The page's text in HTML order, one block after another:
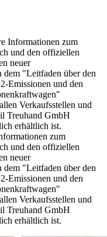
Informationen zum
und den offiziellen
neuer
dem "Leitfaden über den
Emissionen und den
Verkaufsstellen und
Treuhand GmbH
erhältlich ist.
zum
und den offiziellen
neuer
dem "Leitfaden über den
Emissionen und den
Verkaufsstellen und
Treuhand GmbH
erhältlich ist.